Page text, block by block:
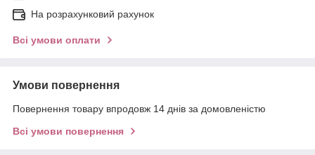
На розрахунковий рахунок
Всі умови оплати
Умови повернення
Повернення товару впродовж 14 днів за домовленістю
Всі умови повернення